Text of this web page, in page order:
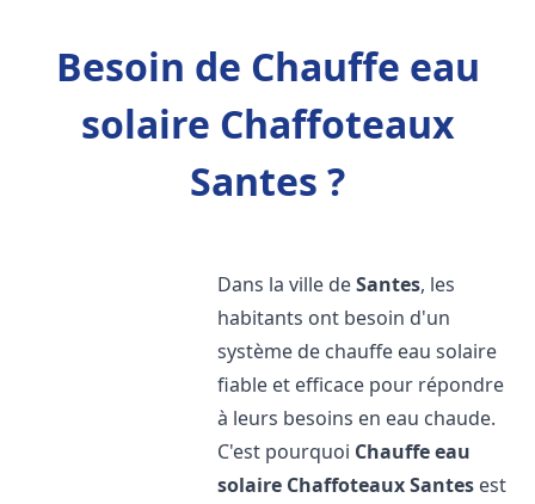
Besoin de Chauffe eau
solaire Chaffoteaux
Santes ?
Dans la ville deSantes, les
habitants ont besoin d'un
système de chauffe eau solaire
fiable et efficace pour répondre
à leurs besoins en eau chaude.
C'est pourquoi Chauffe eau
solaire ChaffoteauxSantes est